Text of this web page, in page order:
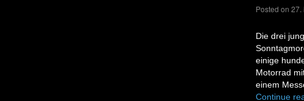
Posted on 27.
Die drei
einige
Motorrad
einem
Continue